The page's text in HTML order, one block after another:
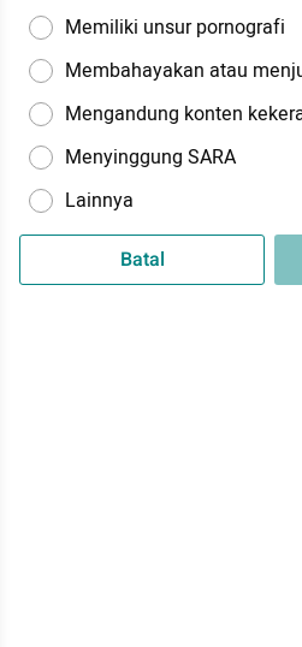
Memiliki unsur pornografi
Membahayakan atau
Mengandung konten
Menyinggung SARA
Lainnya
Batal